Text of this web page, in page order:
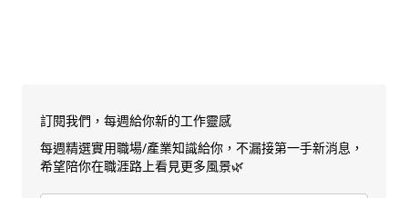
訂閱我們，每週給你新的工作靈感
每週精選實用職場/產業知識給你，不漏接第一手新消息，
希望陪你在職涯路上看見更多風景🌿